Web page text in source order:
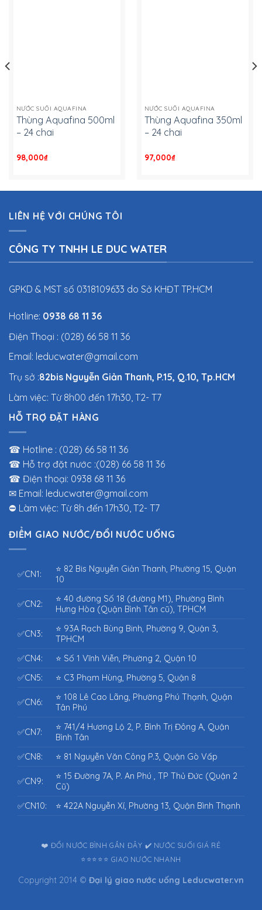
NƯỚC SUỐI AQUAFINA
Thùng Aquafina 500ml
– 24 chai
98,000₫-
NƯỚC SUỐI AQUAFINA
Thùng Aquafina 350ml
– 24 chai
97,000₫-
LIÊN HỆ VỚI CHÚNG TÔI
CÔNG TY TNHH LE DUC WATER
GPKD & MST số 0318109633 do Sở KHĐT TP.HCM
Hotline: 0938 68 11 36
Điện Thoại : (028) 66 58 11 36
Email: leducwater@gmail.com
Trụ sở :82bis Nguyễn Giản Thanh, P.15, Q.10, Tp.HCM
Làm việc: Từ 8h00 đến 17h30, T2- T7
HỖ TRỢ ĐẶT HÀNG
☎ Hotline : (028) 66 58 11 36
☎ Hỗ trợ đặt nước :(028) 66 58 11 36
☎ Điện thoại: 0938 68 11 36
✉ Email: leducwater@gmail.com
⛔ Làm việc: Từ 8h đến 17h30, T2- T7
ĐIỂM GIAO NƯỚC/ĐỔI NƯỚC UỐNG
✅CN1:
⭐ 82 Bis Nguyễn Giản Thanh, Phường 15, Quận
10
✅CN2:
⭐ 40 đường Số 18 (đường M1), Phường Bình
Hưng Hòa (Quận Bình Tân cũ), TPHCM
✅CN3:
⭐ 93A Rạch Bùng Binh, Phường 9, Quận 3,
TPHCM
✅CN4:
⭐ Số 1 Vĩnh Viễn, Phường 2, Quận 10
✅CN5:
⭐ C3 Phạm Hùng, Phường 5, Quận 8
✅CN6:
⭐ 108 Lê Cao Lãng, Phường Phú Thạnh, Quận
Tân Phú
✅CN7:
⭐ 741/4 Hương Lộ 2, P. Bình Trị Đông A, Quận
Bình Tân
✅CN8:
⭐ 81 Nguyễn Văn Công P.3, Quận Gò Vấp
✅CN9:
⭐ 15 Đường 7A, P. An Phú , TP Thủ Đức (Quận 2
Cũ)
✅CN10:
⭐ 422A Nguyễn Xí, Phường 13, Quận Bình Thạnh
❤️ ĐỔI NƯỚC BÌNH GẦN ĐÂY ✔️ NƯỚC SUỐI GIÁ RẺ
⭐⭐⭐⭐⭐ GIAO NƯỚC NHANH
Copyright 2014 © Đại lý giao nước uống Leducwater.vn